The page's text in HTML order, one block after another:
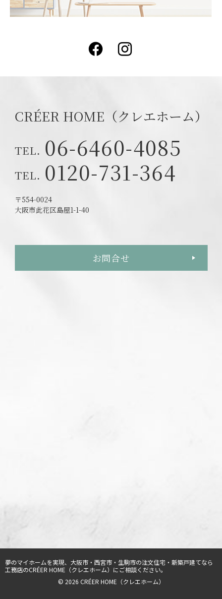
Facebook
CRÉER HOME（クレエホーム）
06-6460-4085
0120-731-364
〒554-0024
大阪市此花区島屋1-1-40
お問合せ
© 2026 CRÉER HOME（クレエホーム）
夢のマイホームを実現、 大阪市・西宮市・生駒市の注文住宅・新築戸建てなら
工務店のCRÉER HOME（クレエホーム） にご相談ください。